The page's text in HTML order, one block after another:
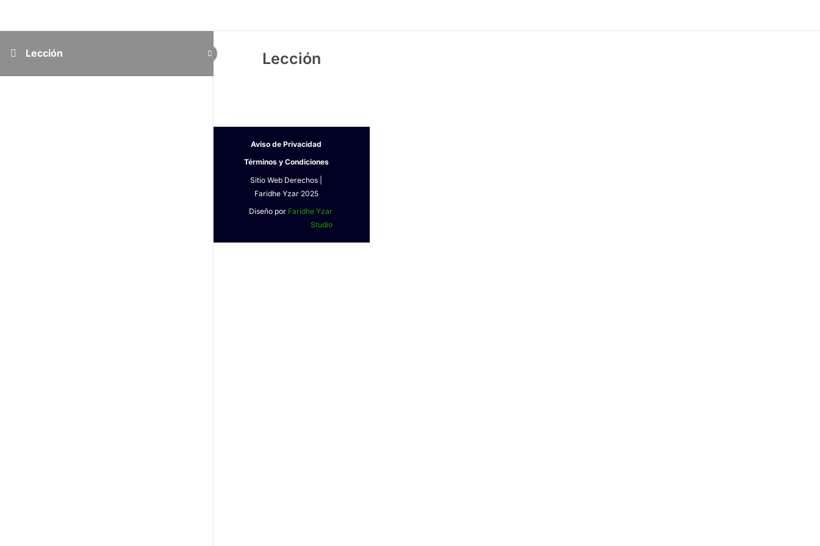
Lección Lección
Aviso de Privacidad
Términos y Condiciones
Sitio Web Derechos |
Faridhe Yzar 2025
Diseño por Faridhe Yzar
Studio